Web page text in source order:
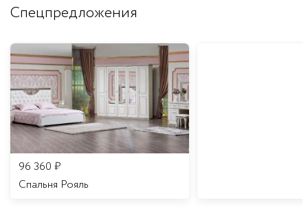
Спецпредложения
96 360 ₽
Спальня Рояль